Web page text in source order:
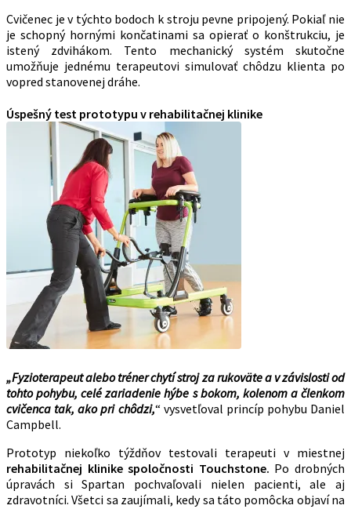
Cvičenec je v týchto bodoch k stroju pevne pripojený. Pokiaľ nie
je schopný hornými končatinami sa opierať o konštrukciu, je
istený zdvihákom. Tento mechanický systém skutočne
umožňuje jednému terapeutovi simulovať chôdzu klienta po
vopred stanovenej dráhe.
Úspešný test prototypu v rehabilitačnej klinike
„Fyzioterapeut alebo tréner chytí stroj za rukoväte a v závislosti od
tohto pohybu, celé zariadenie hýbe s bokom, kolenom a členkom
cvičenca tak, ako pri chôdzi,“ vysvetľoval princíp pohybu Daniel
Campbell.
Prototyp niekoľko týždňov testovali terapeuti v miestnej
rehabilitačnej klinike spoločnosti Touchstone. Po drobných
úpravách si Spartan pochvaľovali nielen pacienti, ale aj
zdravotníci. Všetci sa zaujímali, kedy sa táto pomôcka objaví na